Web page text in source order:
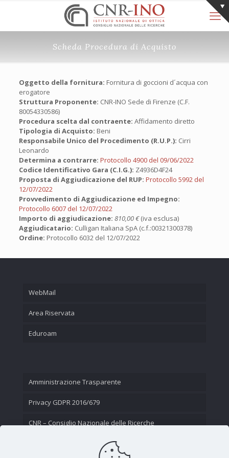
Scheda Procedura di Acquisto
Oggetto della fornitura: Fornitura di goccioni d´acqua con
erogatore
Struttura Proponente: CNR-INO Sede di Firenze (C.F.
80054330586)
Procedura scelta dal contraente: Affidamento diretto
Tipologia di Acquisto: Beni
Responsabile Unico del Procedimento (R.U.P.): Cirri
Leonardo
Determina a contrarre: Protocollo 4900 del 09/06/2022
Codice Identificativo Gara (C.I.G.): Z4936D4F24
Proposta di Aggiudicazione del RUP: Protocollo 5992 del
12/07/2022
Provvedimento di Aggiudicazione ed Impegno:
Protocollo 6007 del 12/07/2022
Importo di aggiudicazione: 810,00 €(iva esclusa)
Aggiudicatario: Culligan Italiana SpA (c.f.:00321300378)
Ordine: Protocollo 6032 del 12/07/2022
WebMail
Area Riservata
Eduroam
Amministrazione Trasparente
Privacy GDPR 2016/679
CNR – Consiglio Nazionale delle Ricerche